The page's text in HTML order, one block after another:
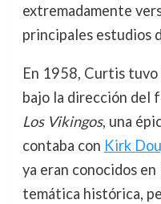
extremadamente
principales estudios
En 1958, Curtis
bajo la dirección del
Los Vikingos, una
contaba con Kirk
ya eran conocidos
temática histórica,